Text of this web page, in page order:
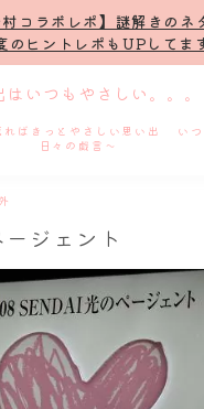
村コラボレポ】謎解きのネ
のヒントレポもUPして
はいつもやさしい。。。
ればきっとやさしい思い出 いつ
日々の戯言～
ジェント